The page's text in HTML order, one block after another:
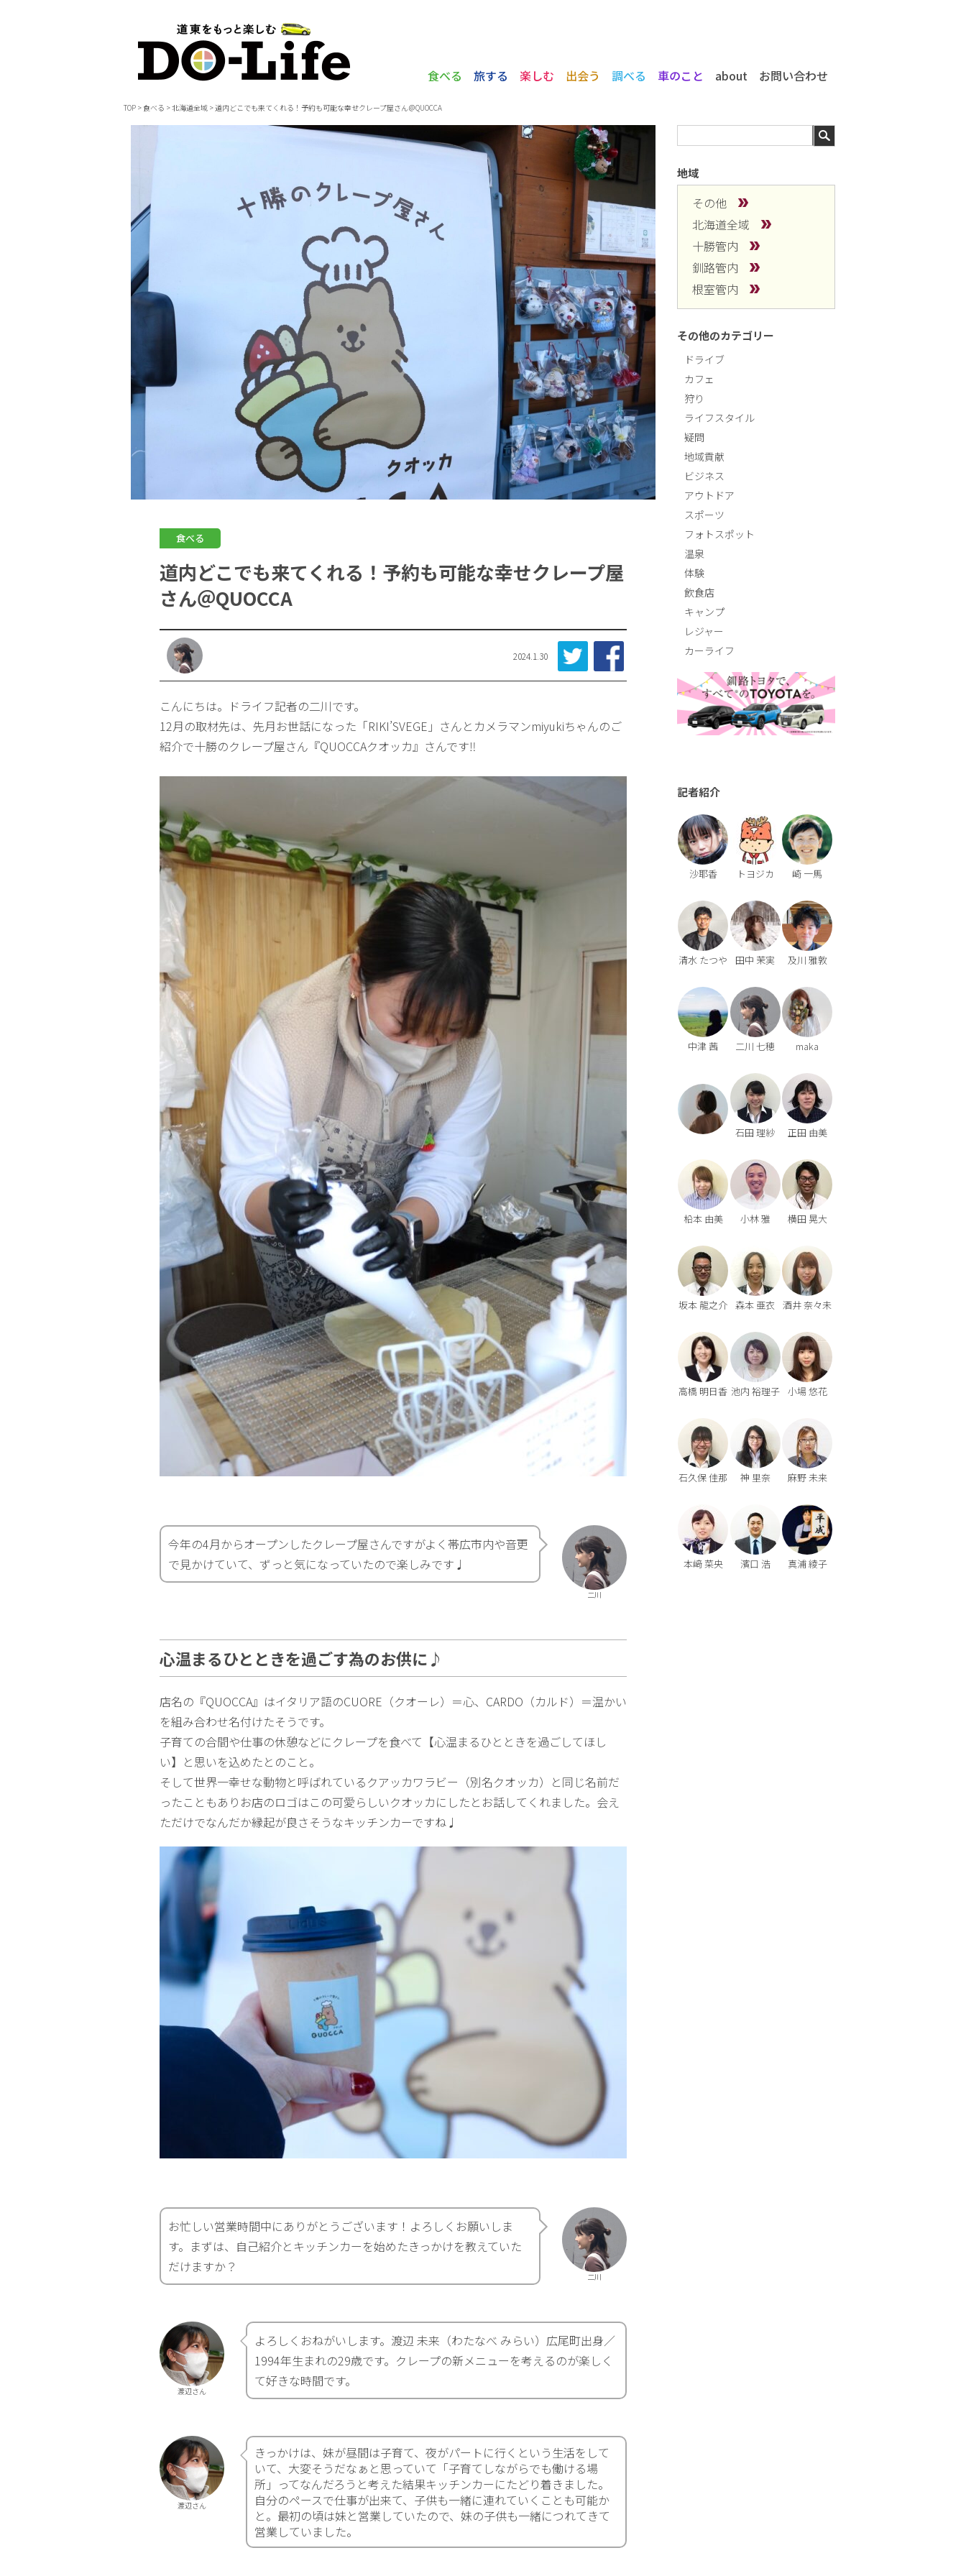
食べる 旅する 楽しむ 出会う 調べる 車のこと about お問い合わせ
TOP >食べる >北海道全域 >道内どこでも来てくれる！予約も可能な幸せクレープ屋さん＠QUOCCA
食べる
道内どこでも来てくれる！予約も可能な幸せクレープ屋
さん＠QUOCCA
2024.1.30
こんにちは。ドライフ記者の二川です。
12月の取材先は、先月お世話になった「RIKI’SVEGE」さんとカメラマンmiyukiちゃんのご
紹介で十勝のクレープ屋さん『QUOCCAクオッカ』さんです‼
二川
今年の4月からオープンしたクレープ屋さんですがよく帯広市内や音更
で見かけていて、ずっと気になっていたので楽しみです♩
心温まるひとときを過ごす為のお供に♪
店名の『QUOCCA』はイタリア語のCUORE（クオーレ）＝心、CARDO（カルド）＝温かい
を組み合わせ名付けたそうです。
子育ての合間や仕事の休憩などにクレープを食べて【心温まるひとときを過ごしてほし
い】と思いを込めたとのこと。
そして世界一幸せな動物と呼ばれているクアッカワラビー（別名クオッカ）と同じ名前だ
ったこともありお店のロゴはこの可愛らしいクオッカにしたとお話してくれました。会え
ただけでなんだか縁起が良さそうなキッチンカーですね♩
二川
お忙しい営業時間中にありがとうございます！よろしくお願いしま
す。まずは、自己紹介とキッチンカーを始めたきっかけを教えていた
だけますか？
渡辺さん
よろしくおねがいします。渡辺 未来（わたなべ みらい）広尾町出身／
1994年生まれの29歳です。クレープの新メニューを考えるのが楽しく
て好きな時間です。
渡辺さん
きっかけは、妹が昼間は子育て、夜がパートに行くという生活をして
いて、大変そうだなぁと思っていて「子育てしながらでも働ける場
所」ってなんだろうと考えた結果キッチンカーにたどり着きました。
自分のペースで仕事が出来て、子供も一緒に連れていくことも可能か
と。最初の頃は妹と営業していたので、妹の子供も一緒につれてきて
営業していました。
地域
その他
北海道全域
十勝管内
釧路管内
根室管内
その他のカテゴリー
ドライブ
カフェ
狩り
ライフスタイル
疑問
地域貢献
ビジネス
アウトドア
スポーツ
フォトスポット
温泉
体験
飲食店
キャンプ
レジャー
カーライフ
記者紹介
沙耶香 トヨジカ 崎 一馬
清水 たつや 田中 茉実 及川 雅敦
中津 茜 二川 七穂 maka
石田 理紗 正田 由美
柗本 由美 小林 雅 横田 晃大
坂本 龍之介 森本 亜衣 酒井 奈々未
高橋 明日香 池内 裕理子 小場 悠花
石久保 佳那 神 里奈 麻野 未来
本﨑 菜央 濱口 浩 真浦 綾子